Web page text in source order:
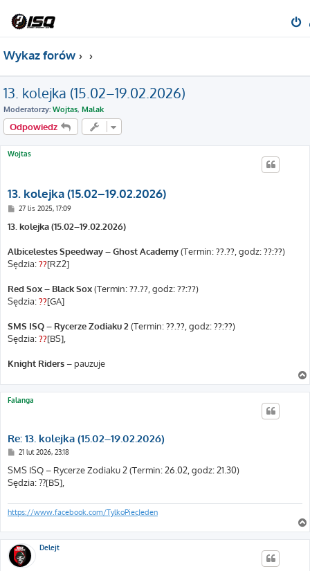
Wykaz forów
13. kolejka (15.02–19.02.2026)
Moderatorzy: Wojtas, Malak
Odpowiedz
Wojtas
13. kolejka (15.02–19.02.2026)
P
t
27 lis 2025, 17:09
13. kolejka (15.02–19.02.2026)
Albicelestes Speedway – Ghost Academy(Termin:??.?? , godz:??:??)
Sędzia:??[RZ2]
Red Sox – Black Sox(Termin:??.?? , godz:??:??)
Sędzia:??[GA]
SMS ISQ – Rycerze Zodiaku 2(Termin:??.?? , godz:??:??)
Sędzia:??[BS],
Knight Riders– pauzuje
Falanga
Re: 13. kolejka (15.02–19.02.2026)
P
s
t
21 lut 2026, 23:18
SMS ISQ – Rycerze Zodiaku 2 (Termin: 26.02, godz: 21.30)
Sędzia: ??[BS],
https://www.facebook.com/TylkoPiecJeden
Delejt